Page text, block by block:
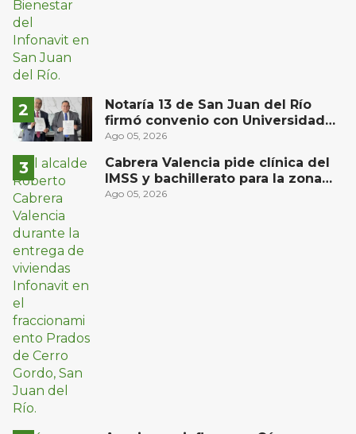
Notaría 13 de San Juan del Río
firmó convenio con Universidad
Privada del Bajío para recibir
Ago 05, 2026
Cabrera Valencia pide clínica del
IMSS y bachillerato para la zona
oriente de San Juan del Río
Ago 05, 2026